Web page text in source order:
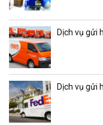
Dịch vụ gửi
Dịch vụ gửi